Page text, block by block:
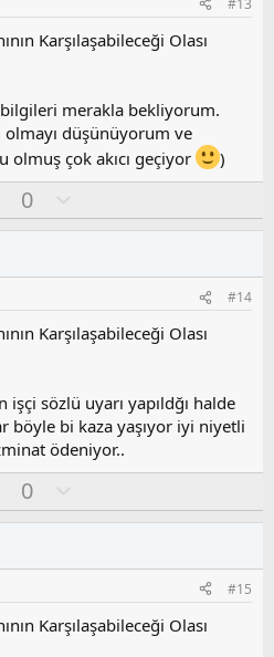
u
z
l
a
Karşılaşabileceği Olası
bilgileri merakla bekliyorum.
düşünüyorum ve
çok akıcı geçiyor
)
y
0
l
s
u
z
l
a
#14
Karşılaşabileceği Olası
sözlü uyarı yapıldğı halde
böyle bi kaza yaşıyor iyi niyetli
ödeniyor..
y
0
l
s
u
z
#15
Karşılaşabileceği Olası